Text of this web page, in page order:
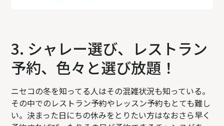
3. シャレー選び、レストラン
予約、色々と選び放題！
ニセコの冬を知ってる人はその混雑状況も知っている。
その中でのレストラン予約やレッスン予約もとても難し
い。決まった日にちの休みをとりたい方はなおさら早く